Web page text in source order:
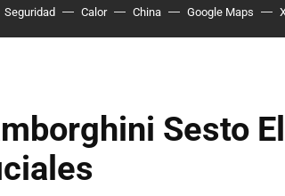
Seguridad Calor China Google Maps
Sesto